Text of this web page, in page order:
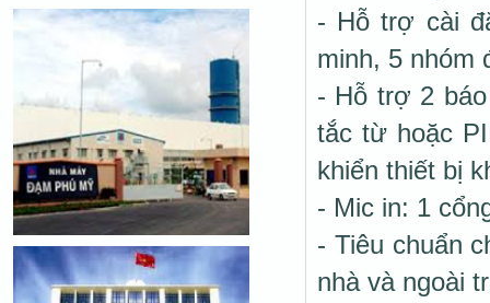
- Hỗ trợ cài
minh, 5 nhóm
- Hỗ trợ 2
tắc từ hoặc
khiển thiết bị
- Mic in: 1
- Tiêu chuẩn
nhà và ngoài